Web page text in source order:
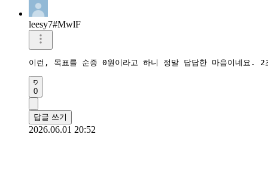
leesy7#MwlF
이런, 목표를 순증 0원이라고 하니 정말 답답한 마음이네요. 2
0
답글 쓰기
2026.06.01 20:52